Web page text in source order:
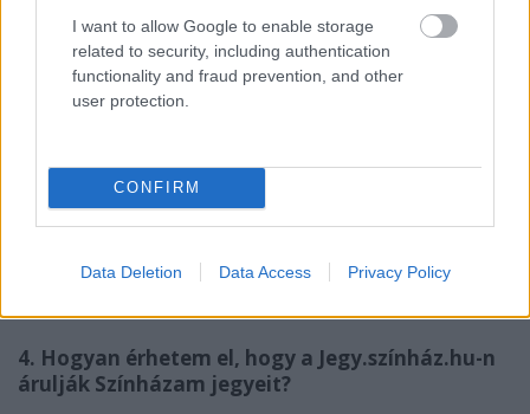
I want to allow Google to enable storage
related to security, including authentication
functionality and fraud prevention, and other
user protection.
CONFIRM
Data Deletion Data Access Privacy Policy
3. Mit tegyek, ha saját honlapot szeretnék a
Színház.hu-n belül?
Írjon emailt aceo@szinhaz.hu
4. Hogyan érhetem el, hogy a Jegy.színház.hu-n
árulják Színházam jegyeit?